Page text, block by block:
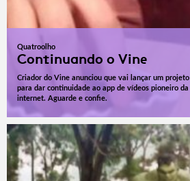
Quatroolho
Continuando o Vine
Criador do Vine anunciou que vai lançar um projeto
para dar continuidade ao app de vídeos pioneiro da
internet. Aguarde e confie.